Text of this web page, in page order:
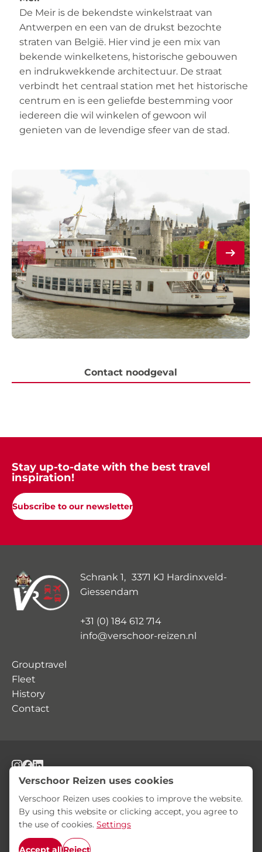
De Meir is de bekendste winkelstraat van
Antwerpen en een van de drukst bezochte
straten van België. Hier vind je een mix van
bekende winkelketens, historische gebouwen
en indrukwekkende architectuur. De straat
verbindt het centraal station met het historische
centrum en is een geliefde bestemming voor
iedereen die wil winkelen of gewoon wil
genieten van de levendige sfeer van de stad.
Contact noodgeval
Stay up-to-date with the best travel
inspiration!
Subscribe to our newsletter
Schrank 1, 3371 KJ Hardinxveld-
Giessendam
+31 (0) 184 612 714
info@verschoor-reizen.nl
Grouptravel
Fleet
History
Contact
Privacy Statement Terms and Conditions
Verschoor Reizen uses cookies
Verschoor Reizen uses cookies to improve the website.
By using this website or clicking accept, you agree to
the use of cookies. Settings
Accept allReject